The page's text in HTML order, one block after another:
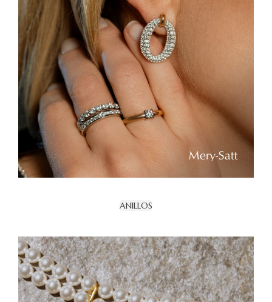
ANILLOS